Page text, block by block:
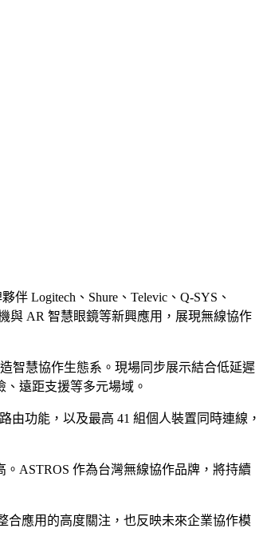
Logitech、Shure、Televic、Q-SYS、
與 AR 智慧眼鏡等新興應用，展現無線協作
智慧協作生態系。現場同步展示結合低延遲
遠距支援等多元場域。
由功能，以及最高 41 組個人裝置同時連線，
ASTROS 作為台灣無線協作品牌，將持續
合應用的高度關注，也反映未來企業協作模